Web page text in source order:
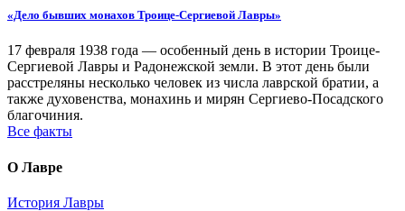
«Дело бывших монахов Троице-Сергиевой Лавры»
17 февраля 1938 года — особенный день в истории Троице-
Сергиевой Лавры и Радонежской земли. В этот день были
расстреляны несколько человек из числа лаврской братии, а
также духовенства, монахинь и мирян Сергиево-Посадского
благочиния.
Все факты
О Лавре
История Лавры